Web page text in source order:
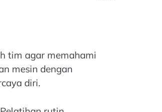
tim agar memahami
mesin dengan
diri.